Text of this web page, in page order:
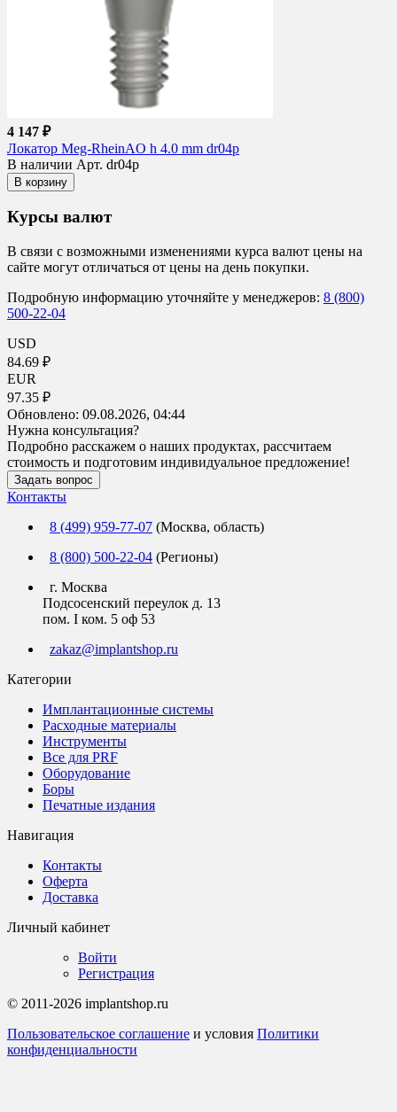
4 147 ₽
Локатор Meg-RheinAO h 4.0 mm dr04p
В наличии Арт. dr04p
В корзину
Курсы валют
В связи с возможными изменениями курса валют цены на
сайте могут отличаться от цены на день покупки.
Подробную информацию уточняйте у менеджеров: 8 (800)
500-22-04
USD
84.69 ₽
EUR
97.35 ₽
Обновлено: 09.08.2026, 04:44
Нужна консультация?
Подробно расскажем о наших продуктах, рассчитаем
стоимость и подготовим индивидуальное предложение!
Задать вопрос
Контакты
8 (499) 959-77-07 (Москва, область)
8 (800) 500-22-04 (Регионы)
г. Москва
Подсосенский переулок д. 13
пом. I ком. 5 оф 53
zakaz@implantshop.ru
Категории
Имплантационные системы
Расходные материалы
Инструменты
Все для PRF
Оборудование
Боры
Печатные издания
Навигация
Контакты
Оферта
Доставка
Личный кабинет
Войти
Регистрация
© 2011-2026 implantshop.ru
Пользовательское соглашение и условия Политики
конфиденциальности